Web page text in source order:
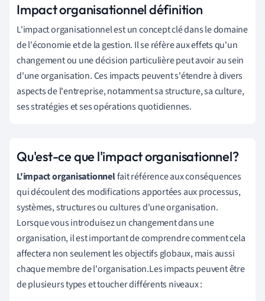
Impact organisationnel définition
L'impact organisationnel est un concept clé dans le domaine
de l'économie et de la gestion. Il se réfère aux effets qu'un
changement ou une décision particulière peut avoir au sein
d'une organisation. Ces impacts peuvent s'étendre à divers
aspects de l'entreprise, notamment sa structure, sa culture,
ses stratégies et ses opérations quotidiennes.
Qu'est-ce que l'impact organisationnel?
L'impact organisationnelfait référence aux conséquences
qui découlent des modifications apportées aux processus,
systèmes, structures ou cultures d'une organisation.
Lorsque vous introduisez un changement dans une
organisation, il est important de comprendre comment cela
affectera non seulement les objectifs globaux, mais aussi
chaque membre de l'organisation.Les impacts peuvent être
de plusieurs types et toucher différents niveaux :